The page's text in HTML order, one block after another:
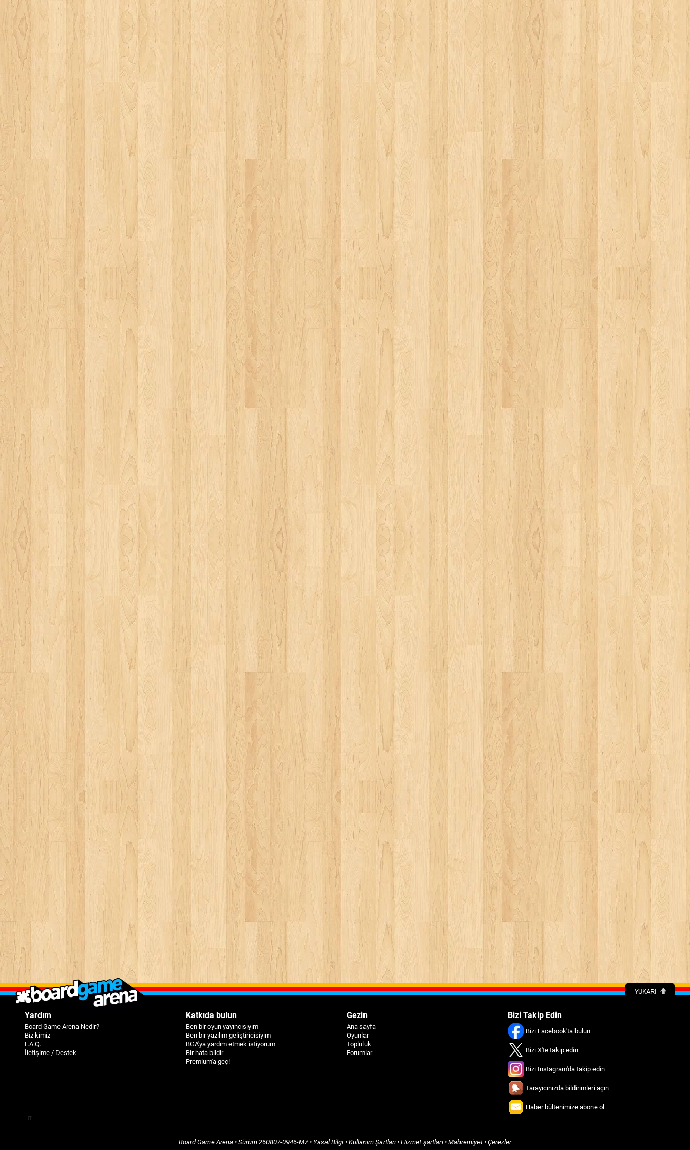
YUKARI
Yardım
Board Game Arena Nedir?
Biz kimiz
F.A.Q.
İletişime / Destek
Katkıda bulun
Ben bir oyun yayıncısıyım
Ben bir yazılım geliştiricisiyim
BGA'ya yardım etmek istiyorum
Bir hata bildir
Premium'a geç!
Gezin
Ana sayfa
Oyunlar
Topluluk
Forumlar
Bizi Takip Edin
Bizi Facebook'ta bulun
Bizi X'te takip edin
Bizi Instagram'da takip edin
Tarayıcınızda bildirimleri açın
Haber bültenimize abone ol
Board Game Arena • Sürüm 260807-0946-M7• Yasal Bilgi• Kullanım Şartları• Hizmet şartları• Mahremiyet• Çerezler
π